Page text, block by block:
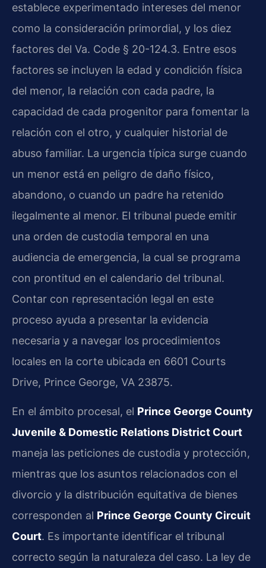
establece experimentado intereses del menor
como la consideración primordial, y los diez
factores del Va. Code § 20-124.3. Entre esos
factores se incluyen la edad y condición física
del menor, la relación con cada padre, la
capacidad de cada progenitor para fomentar la
relación con el otro, y cualquier historial de
abuso familiar. La urgencia típica surge cuando
un menor está en peligro de daño físico,
abandono, o cuando un padre ha retenido
ilegalmente al menor. El tribunal puede emitir
una orden de custodia temporal en una
audiencia de emergencia, la cual se programa
con prontitud en el calendario del tribunal.
Contar con representación legal en este
proceso ayuda a presentar la evidencia
necesaria y a navegar los procedimientos
locales en la corte ubicada en 6601 Courts
Drive, Prince George, VA 23875.
En el ámbito procesal, el Prince George County
Juvenile & Domestic Relations District Court
maneja las peticiones de custodia y protección,
mientras que los asuntos relacionados con el
divorcio y la distribución equitativa de bienes
corresponden al Prince George County Circuit
Court. Es importante identificar el tribunal
correcto según la naturaleza del caso. La ley de